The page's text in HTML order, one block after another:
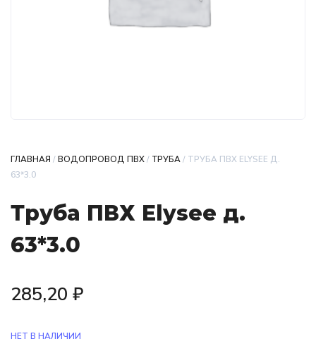
ГЛАВНАЯ /ВОДОПРОВОД ПВХ/ ТРУБА/ ТРУБА ПВХ ELYSEE Д.
63*3.0
Труба ПВХ Elysee д.
63*3.0
285,20 ₽
НЕТ В НАЛИЧИИ